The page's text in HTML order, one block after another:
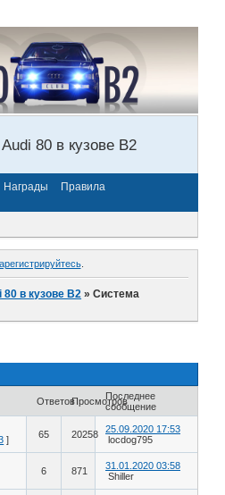
80 в кузове В2
Награды
Правила
.
в кузове В2 »Система
ОтветовПросмотровПоследнее
сообщение
] 65 20258
25.09.2020 17:53
locdog795
6 871
31.01.2020 03:58
Shiller